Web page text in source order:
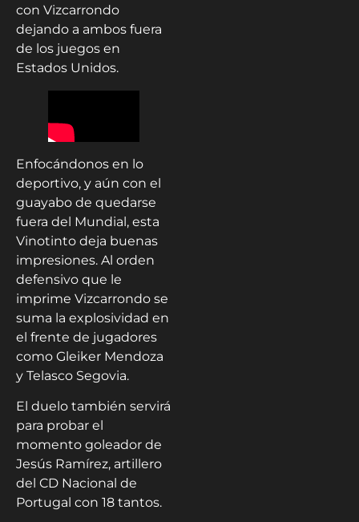
con Vizcarrondo
dejando a ambos fuera
de los juegos en
Estados Unidos.
Enfocándonos en lo
deportivo, y aún con el
guayabo de quedarse
fuera del Mundial, esta
Vinotinto deja buenas
impresiones. Al orden
defensivo que le
imprime Vizcarrondo se
suma la explosividad en
el frente de jugadores
como Gleiker Mendoza
y Telasco Segovia.
El duelo también servirá
para probar el
momento goleador de
Jesús Ramírez, artillero
del CD Nacional de
Portugal con 18 tantos.